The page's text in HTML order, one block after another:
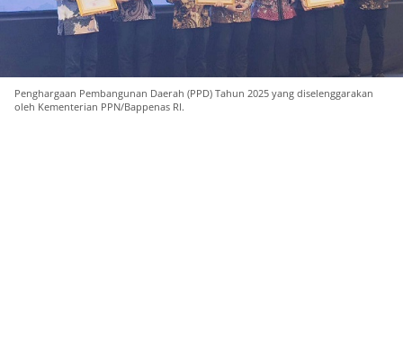
Penghargaan Pembangunan Daerah (PPD) Tahun 2025 yang diselenggarakan
oleh Kementerian PPN/Bappenas RI.